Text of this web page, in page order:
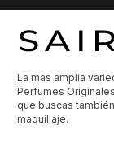
La mas amplia
Perfumes
que buscas
maquillaje.